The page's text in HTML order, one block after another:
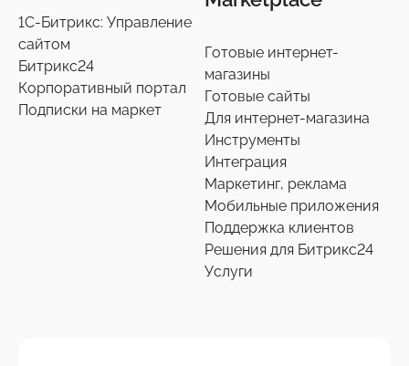
1С-Битрикс: Управление
сайтом
Битрикс24
Корпоративный портал
Подписки на маркет
Готовые интернет-
магазины
Готовые сайты
Для интернет-магазина
Инструменты
Интеграция
Маркетинг, реклама
Мобильные приложения
Поддержка клиентов
Решения для Битрикс24
Услуги